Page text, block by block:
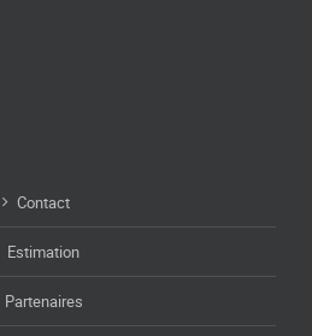
Contact
Estimation
Partenaires